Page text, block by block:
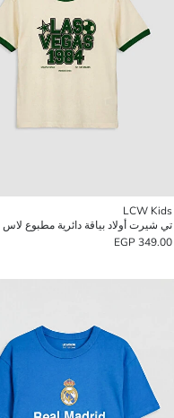
LCW Kids
تي شيرت أولاد بياقة دائرية مطبوع
349.00 EGP